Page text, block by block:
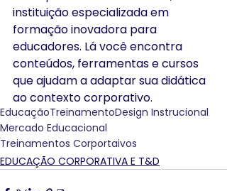
instituição especializada em
formação inovadora para
educadores. Lá você encontra
conteúdos, ferramentas e cursos
que ajudam a adaptar sua didática
ao contexto corporativo.
EducaçãoTreinamentoDesign Instrucional
Mercado Educacional
Treinamentos Corportaivos
EDUCAÇÃO CORPORATIVA E T&D